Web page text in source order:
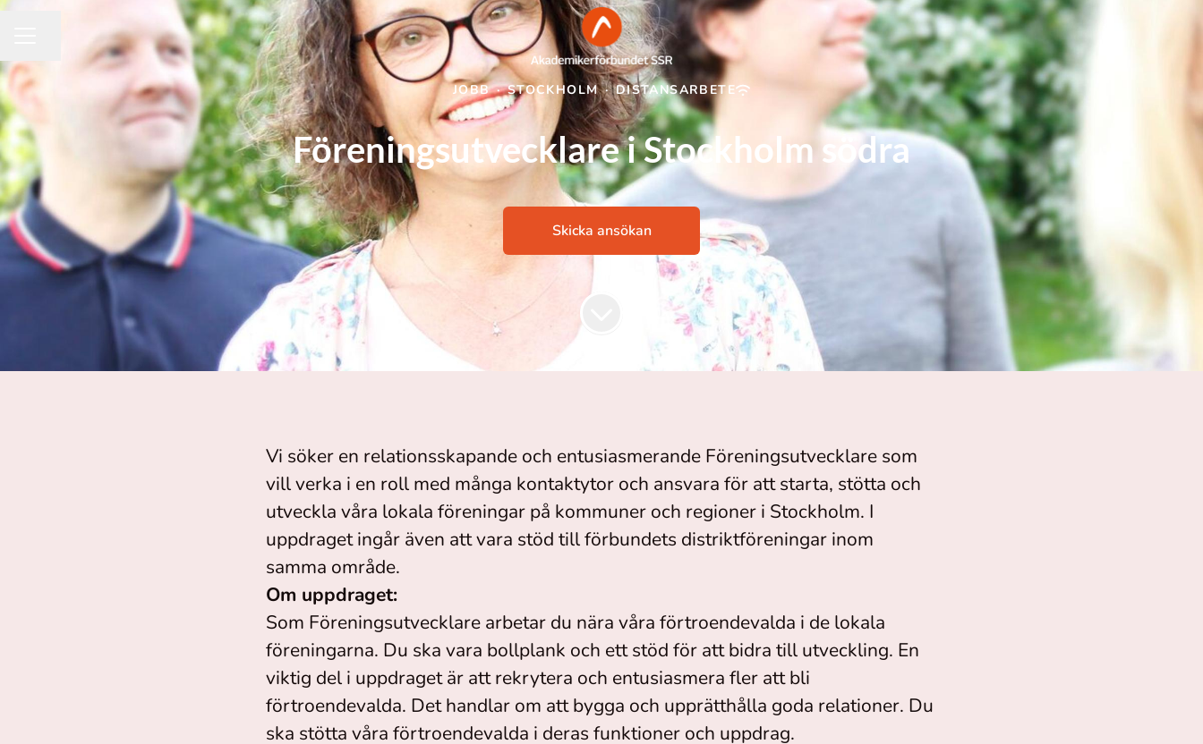
KARRIÄRMENY
Dela sidan
JOBB · STOCKHOLM · DISTANSARBETE
Föreningsutvecklare i Stockholm södra
Skicka ansökan
Vi söker en relationsskapande och entusiasmerande Föreningsutvecklare som
vill verka i en roll med många kontaktytor och ansvara för att starta, stötta och
utveckla våra lokala föreningar på kommuner och regioner i Stockholm. I
uppdraget ingår även att vara stöd till förbundets distriktföreningar inom
samma område.
Om uppdraget:
Som Föreningsutvecklare arbetar du nära våra förtroendevalda i de lokala
föreningarna. Du ska vara bollplank och ett stöd för att bidra till utveckling. En
viktig del i uppdraget är att rekrytera och entusiasmera fler att bli
förtroendevalda. Det handlar om att bygga och upprätthålla goda relationer. Du
ska stötta våra förtroendevalda i deras funktioner och uppdrag.